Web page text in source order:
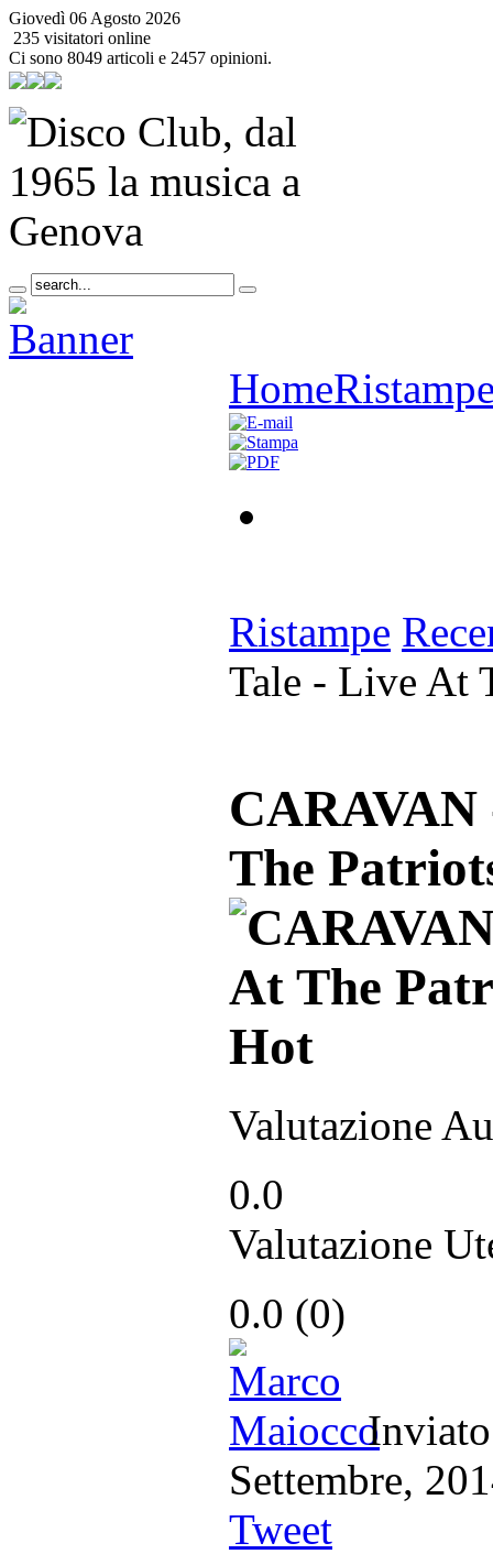
Giovedì 06 Agosto 2026
235 visitatori online
Ci sono 8049 articoli e 2457 opinioni.
Home
Ristampe
Tale - Live At
CARAVAN
The
Hot
Valutazione
0.0
Valutazione
0.0 (0)
Settembre,
Tweet